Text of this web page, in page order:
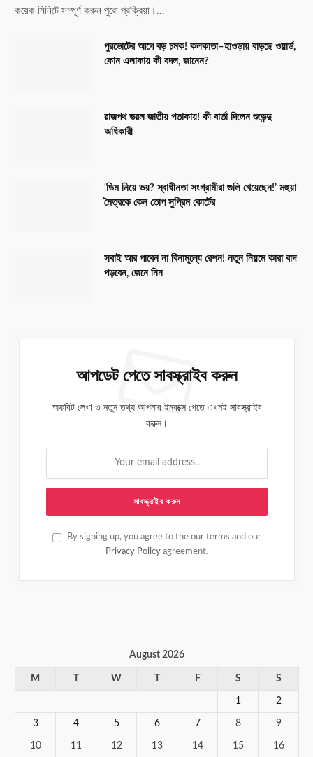
কয়েক মিনিটে সম্পূর্ণ করুন পুরো প্রক্রিয়া।…
পুরভোটের আগে বড় চমক! কলকাতা–হাওড়ায় বাড়ছে ওয়ার্ড,
কোন এলাকায় কী বদল, জানেন?
রাজপথ ভরল জাতীয় পতাকায়! কী বার্তা দিলেন শুভেন্দু
অধিকারী
‘ডিম নিয়ে ভয়? স্বাধীনতা সংগ্রামীরা গুলি খেয়েছেন!’ মহুয়া
মৈত্রকে কেন তোপ সুপ্রিম কোর্টের
সবাই আর পাবেন না বিনামূল্যে রেশন! নতুন নিয়মে কারা বাদ
পড়বেন, জেনে নিন
আপডেট পেতে সাবস্ক্রাইব করুন
অফবিট লেখা ও নতুন তথ্য আপনার ইনবক্সে পেতে এখনই সাবস্ক্রাইব
করুন।
By signing up, you agree to the our terms and our
Privacy Policy agreement.
August 2026
M T W T F S S
1 2
3 4 5 6 7 8 9
10 11 12 13 14 15 16